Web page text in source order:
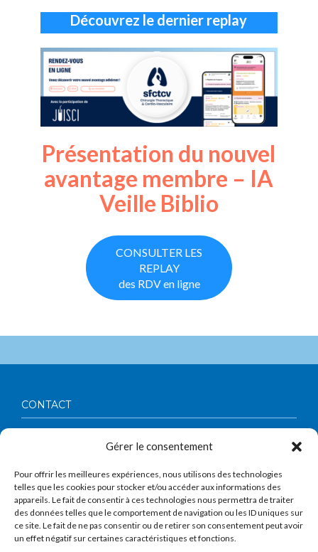
Gérer le consentement
Pour offrir les meilleures expériences, nous utilisons des technologies
telles que les cookies pour stocker et/ou accéder aux informations des
appareils. Le fait de consentir à ces technologies nous permettra de traiter
des données telles que le comportement de navigation ou les ID uniques sur
ce site. Le fait de ne pas consentir ou de retirer son consentement peut avoir
un effet négatif sur certaines caractéristiques et fonctions.
Découvrez le dernier replay
Présentation du nouvel
avantage membre – IA
Veille Biblio
CONSULTER LES
REPLAY
des RDV en ligne
CONTACT
Vasculaire
75013 Paris
Tél : 01 53 62 91 19
Contact :assistant@sfctcv.org
À PROPOS